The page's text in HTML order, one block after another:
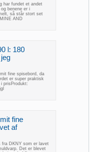
har fundet et andet
benene er i
så står stort set
AND
l: 180
fine spisebord, da
er super praktisk
prisProdukt:
fine
af
fra DKNY som er lavet
Det er blevet